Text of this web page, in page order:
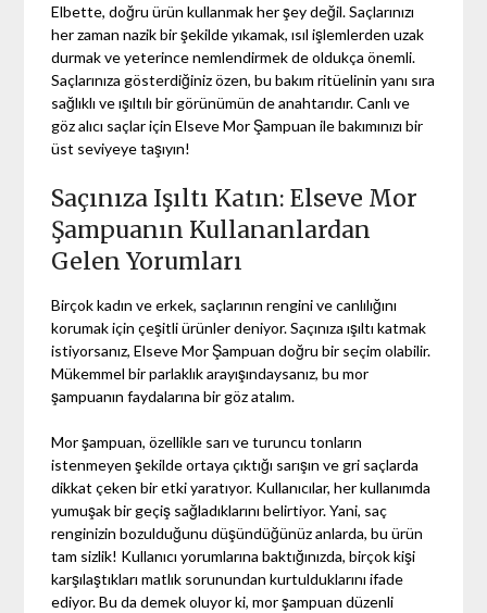
Elbette, doğru ürün kullanmak her şey değil. Saçlarınızı
her zaman nazik bir şekilde yıkamak, ısıl işlemlerden uzak
durmak ve yeterince nemlendirmek de oldukça önemli.
Saçlarınıza gösterdiğiniz özen, bu bakım ritüelinin yanı sıra
sağlıklı ve ışıltılı bir görünümün de anahtarıdır. Canlı ve
göz alıcı saçlar için Elseve Mor Şampuan ile bakımınızı bir
üst seviyeye taşıyın!
Saçınıza Işıltı Katın: Elseve Mor
Şampuanın Kullananlardan
Gelen Yorumları
Birçok kadın ve erkek, saçlarının rengini ve canlılığını
korumak için çeşitli ürünler deniyor. Saçınıza ışıltı katmak
istiyorsanız, Elseve Mor Şampuan doğru bir seçim olabilir.
Mükemmel bir parlaklık arayışındaysanız, bu mor
şampuanın faydalarına bir göz atalım.
Mor şampuan, özellikle sarı ve turuncu tonların
istenmeyen şekilde ortaya çıktığı sarışın ve gri saçlarda
dikkat çeken bir etki yaratıyor. Kullanıcılar, her kullanımda
yumuşak bir geçiş sağladıklarını belirtiyor. Yani, saç
renginizin bozulduğunu düşündüğünüz anlarda, bu ürün
tam sizlik! Kullanıcı yorumlarına baktığınızda, birçok kişi
karşılaştıkları matlık sorunundan kurtulduklarını ifade
ediyor. Bu da demek oluyor ki, mor şampuan düzenli